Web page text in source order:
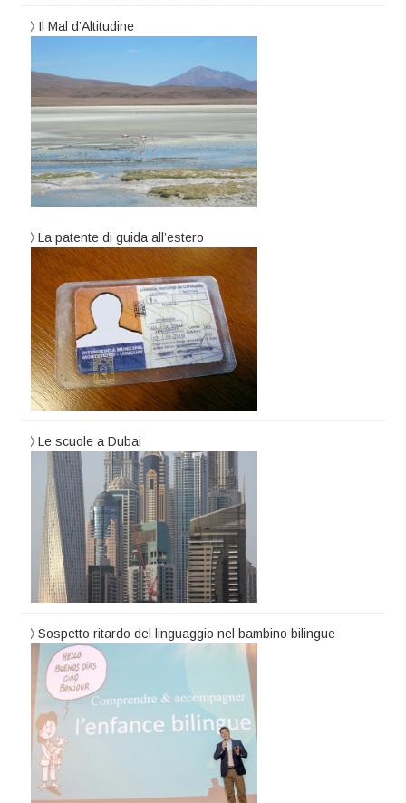
Il Mal d’Altitudine
La patente di guida all’estero
Le scuole a Dubai
Sospetto ritardo del linguaggio nel bambino bilingue